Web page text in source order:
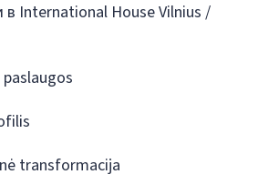
в International House Vilnius /
transformacija